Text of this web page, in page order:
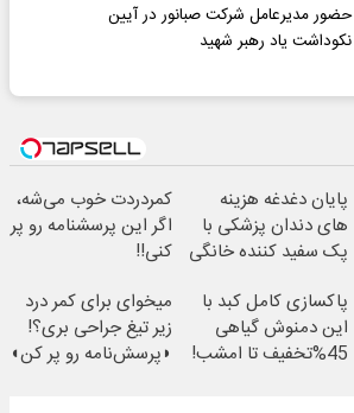
حضور مدیرعامل شرکت صبانور در آیین
نکوداشت یاد رهبر شهید
پایان دغدغه هزینه
های دندان پزشکی با
پک سفید کننده خانگی
کمردردت خوب می‌شه،
اگر این پرسشنامه رو پر
کنی!!
پاکسازی کامل کبد با
این دمنوش گیاهی
45%تخفیف تا امشب!
میخوای برای کمر درد
زیر تیغ جراحی بری؟!
◗پرسش‌نامه رو پر کن◖